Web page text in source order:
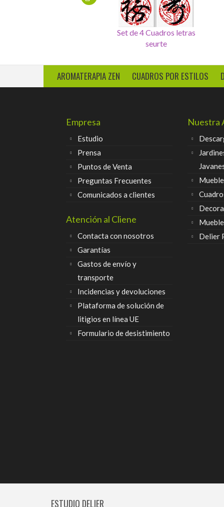
Set de 4 Cuadros letras
chinas
AROMATERAPIA ZEN CUADROS POR ESTILOS
Empresa
Estudio
Prensa
Puntos de Venta
Preguntas Frecuentes
Comunicados a clientes
Atención al Cliene
Contacta con nosotros
Garantías
Gastos de envío y
transporte
Incidencias y devoluciones
Plataforma de solución de
litigios en línea UE
Formulario de desistimiento
Nuestra
Delier
ESTUDIO DELIER